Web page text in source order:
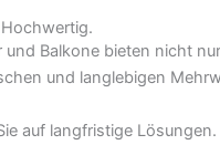
und Balkone bieten nicht
und langlebigen
auf langfristige